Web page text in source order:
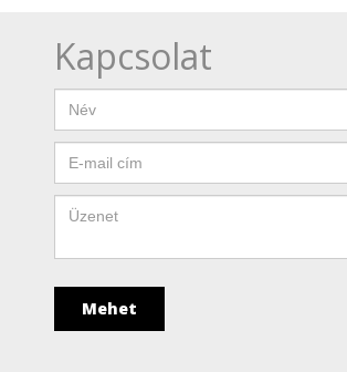
Kapcsolat